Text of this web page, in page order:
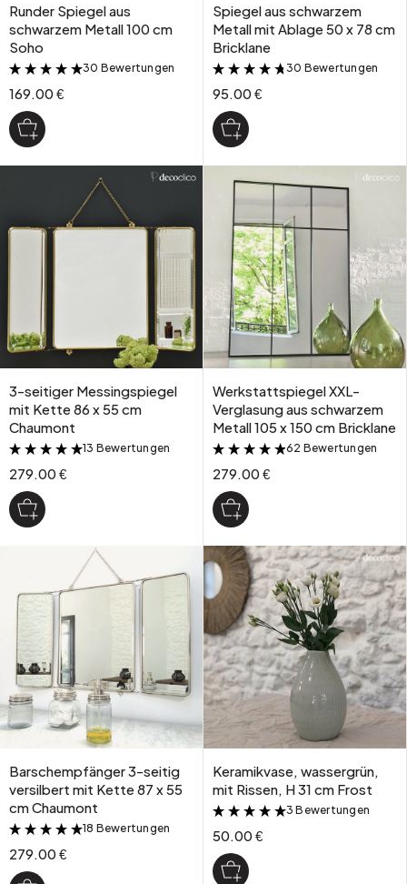
Runder Spiegel aus
schwarzem Metall 100 cm
Soho
&
30 Bewertungen
169.00 €
Spiegel aus schwarzem
Metall mit Ablage 50 x 78 cm
Bricklane
&
30 Bewertungen
95.00 €
3-seitiger Messingspiegel
mit Kette 86 x 55 cm
Chaumont
&
13 Bewertungen
279.00 €
Werkstattspiegel XXL-
Verglasung aus schwarzem
Metall 105 x 150 cm Bricklane
&
62 Bewertungen
279.00 €
Barschempfänger 3-seitig
versilbert mit Kette 87 x 55
cm Chaumont
&
18 Bewertungen
279.00 €
Keramikvase, wassergrün,
mit Rissen, H 31 cm Frost
&
3 Bewertungen
50.00 €